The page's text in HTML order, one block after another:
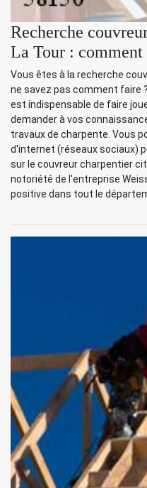
Recherche
La Tour : comment
Vous êtes à la recherche
ne savez pas comment faire
est indispensable de faire
demander à vos
travaux de charpente. Vous
d'internet (réseaux sociaux)
sur le couvreur charpentier
notoriété de l'entreprise
positive dans tout le